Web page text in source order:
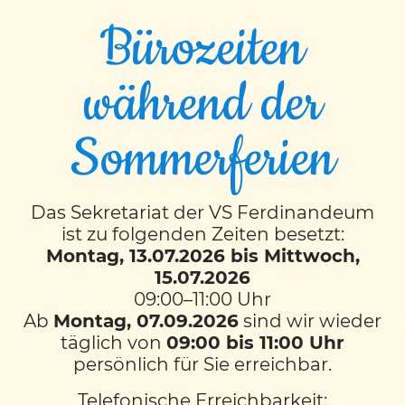
Tierische Abenteuer
auf der Alpaka-Ranch
Projekttage der 4M und 4S
Am 17. und 18. Juni verbrachten die 4M- und
4S-Klasse zwei unvergessliche Projekttage
auf der Alpaka-Ranch im Frauental – mit
ganz vielen Tieren, Abenteuern und einer
Bürozeiten
während der
Sommerferien
Das Sekretariat der VS Ferdinandeum
ist zu folgenden Zeiten besetzt:
Montag, 13.07.2026 bis Mittwoch,
15.07.2026
09:00–11:00 Uhr
Ab Montag, 07.09.2026 sind wir wieder
täglich von 09:00 bis 11:00 Uhr
persönlich für Sie erreichbar.
Telefonische Erreichbarkeit: